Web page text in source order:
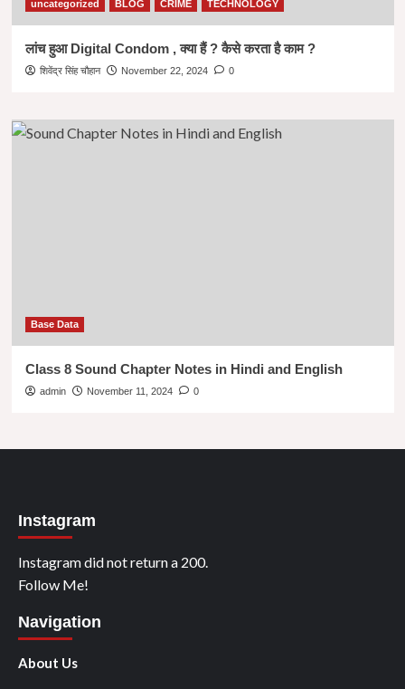
uncategorized BLOG CRIME TECHNOLOGY
लांच हुआ Digital Condom , क्या हैं ? कैसे करता है काम ?
शिवेंद्र सिंह चौहान November 22, 2024 0
Base Data
Class 8 Sound Chapter Notes in Hindi and English
admin November 11, 2024 0
Instagram
Instagram did not return a 200.
Follow Me!
Navigation
About Us